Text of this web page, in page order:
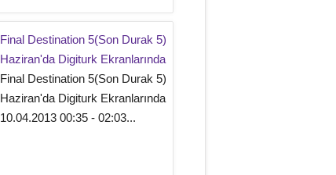
Final Destination 5(Son Durak 5)
Haziran'da Digiturk Ekranlarında
Final Destination 5(Son Durak 5)
Haziran'da Digiturk Ekranlarında
10.04.2013 00:35 - 02:03...